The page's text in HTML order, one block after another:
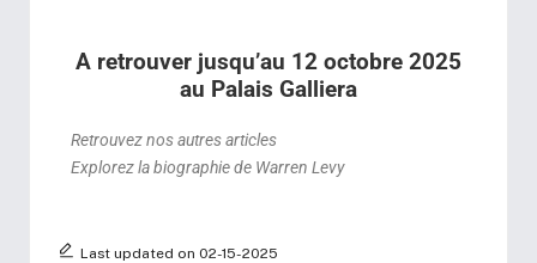
A retrouver jusqu’au 12 octobre 2025
au Palais Galliera
Retrouvez nos autres articles
Explorez la biographie de Warren Levy
Last updated on 02-15-2025